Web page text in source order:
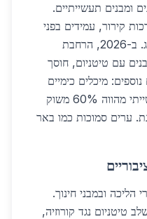
ומבנים תעשייתיים.
קירור, עמידים בפני
חומצות, בעלות 700 ש"ח לק"ג. ב-2026, הרחבת
20,000 מ"ר מבנים עם טיטניום, חוסך
נוספים: מיכלים כימיים
ומסגרות מכונות. הביקוש התעשייתי מהווה 60% משוק
ערים סמוכות כמו באר
ובמבני חינוך.
גשר חדש בכביש 35 משלב טיטניום נגד קורוזיה,